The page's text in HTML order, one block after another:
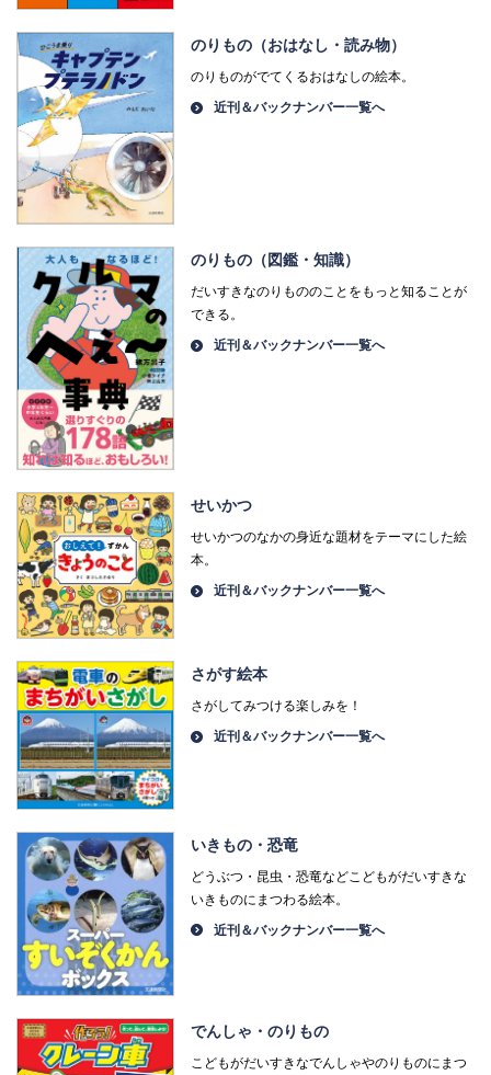
のりもの（おはなし・読み物）
のりものがでてくるおはなしの絵本。
近刊＆バックナンバー一覧へ
のりもの（図鑑・知識）
だいすきなのりもののことをもっと知ることが
できる。
近刊＆バックナンバー一覧へ
せいかつ
せいかつのなかの身近な題材をテーマにした絵
本。
近刊＆バックナンバー一覧へ
さがす絵本
さがしてみつける楽しみを！
近刊＆バックナンバー一覧へ
いきもの・恐竜
どうぶつ・昆虫・恐竜などこどもがだいすきな
いきものにまつわる絵本。
近刊＆バックナンバー一覧へ
でんしゃ・のりもの
こどもがだいすきなでんしゃやのりものにまつ